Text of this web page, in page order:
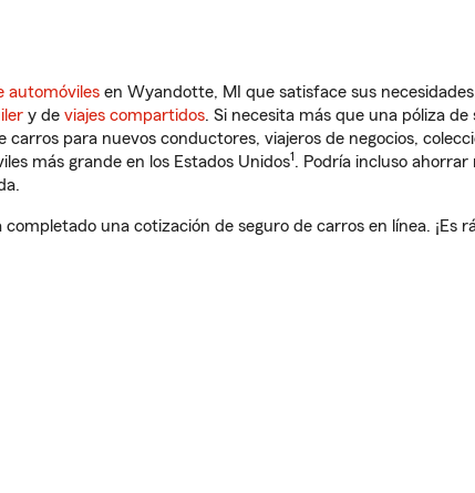
automóviles en Wyandotte, MI que satisface sus
y de viajes compartidos. Si necesita más que una póliza de
para nuevos conductores, viajeros de negocios,
más grande en los Estados Unidos1. Podría incluso ahorrar
una cotización de seguro de carros en línea. ¡Es